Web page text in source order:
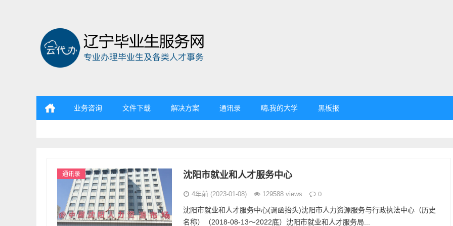
业务咨询 文件下载 解决方案 通讯录 嗨,我的大学 黑板报
通讯录 沈阳市就业和人才服务中心
4年前 (2023-01-08) 129588 views 0
沈阳市就业和人才服务中心(调函抬头)沈阳市人力资源服务与行政执法中心（历史
名称）（2018-08-13～2022底）沈阳市就业和人才服务局...